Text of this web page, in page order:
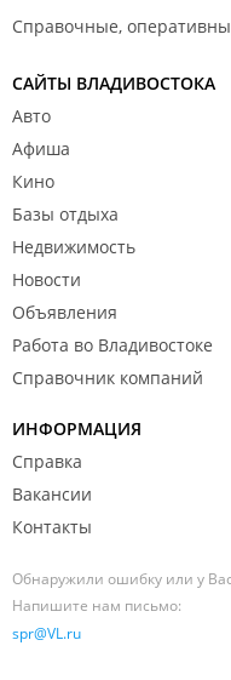
Справочные,
САЙТЫ ВЛАДИВОСТОКА
Авто
Афиша
Кино
Базы отдыха
Недвижимость
Новости
Объявления
Работа во Владивостоке
Справочник компаний
ИНФОРМАЦИЯ
Справка
Вакансии
Контакты
Обнаружили ошибку или у
Напишите нам письмо:
spr@VL.ru